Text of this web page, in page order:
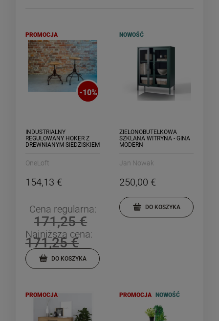
-10%
INDUSTRIALNY
REGULOWANY HOKER Z
DREWNIANYM SIEDZISKIEM
OneLoft
154,13 €
Cena regularna:
171,25 €
Najniższa cena:
171,25 €
DO KOSZYKA
PROMOCJA
ZIELONOBUTELKOWA
SZKLANA WITRYNA - GINA
MODERN
Jan Nowak
250,00 €
DO KOSZYKA
NOWOŚĆ
PROMOCJA PROMOCJA NOWOŚĆ